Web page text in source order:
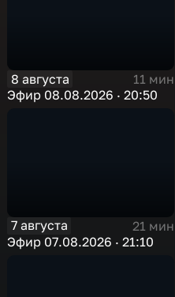
8 августа
11 мин
Эфир 08.08.2026 · 20:50
7 августа
21 мин
Эфир 07.08.2026 · 21:10